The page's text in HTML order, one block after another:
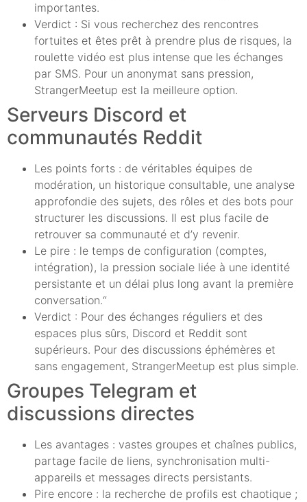
importantes.
Verdict : Si vous recherchez des rencontres
fortuites et êtes prêt à prendre plus de risques, la
roulette vidéo est plus intense que les échanges
par SMS. Pour un anonymat sans pression,
StrangerMeetup est la meilleure option.
Serveurs Discord et
communautés Reddit
Les points forts : de véritables équipes de
modération, un historique consultable, une analyse
approfondie des sujets, des rôles et des bots pour
structurer les discussions. Il est plus facile de
retrouver sa communauté et d’y revenir.
Le pire : le temps de configuration (comptes,
intégration), la pression sociale liée à une identité
persistante et un délai plus long avant la première
conversation.“
Verdict : Pour des échanges réguliers et des
espaces plus sûrs, Discord et Reddit sont
supérieurs. Pour des discussions éphémères et
sans engagement, StrangerMeetup est plus simple.
Groupes Telegram et
discussions directes
Les avantages : vastes groupes et chaînes publics,
partage facile de liens, synchronisation multi-
appareils et messages directs persistants.
Pire encore : la recherche de profils est chaotique ;